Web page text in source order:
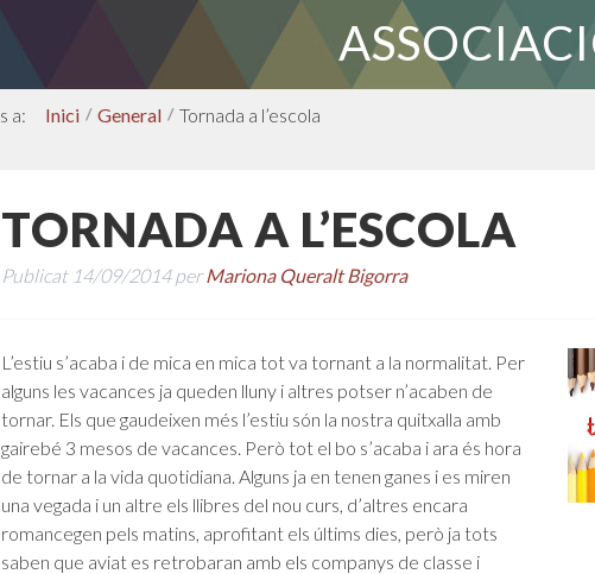
Inici / General / Tornada a l’escola
TORNADA A L’ESCOLA
Publicat 14/09/2014perMariona Queralt Bigorra
L’estiu s’acaba i de mica en mica tot va tornant a la normalitat. Per
alguns les vacances ja queden lluny i altres potser n’acaben de
tornar. Els que gaudeixen més l’estiu són la nostra quitxalla amb
gairebé 3 mesos de vacances. Però tot el bo s’acaba i ara és hora
de tornar a la vida quotidiana. Alguns ja en tenen ganes i es miren
una vegada i un altre els llibres del nou curs, d’altres encara
romancegen pels matins, aprofitant els últims dies, però ja tots
saben que aviat es retrobaran amb els companys de classe i